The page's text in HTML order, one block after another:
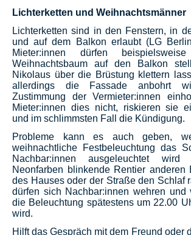
Lichterketten und Weihnachtsmänner
Lichterketten sind in den Fenstern, in
und auf dem Balkon erlaubt (LG
Mieter:innen dürfen
Weihnachtsbaum auf den Balkon
Nikolaus über die Brüstung klettern
allerdings die Fassade anbohrt
Zustimmung der Vermieter:innen
Mieter:innen dies nicht, riskieren sie
und im schlimmsten Fall die Kündigung.
Probleme kann es auch geben,
weihnachtliche Festbeleuchtung das
Nachbar:innen ausgeleuchtet
Neonfarben blinkende Rentier anderen
des Hauses oder der Straße den Schlaf
dürfen sich Nachbar:innen wehren und
die Beleuchtung spätestens um 22.00
wird.
Hilft das Gespräch mit dem Freund oder